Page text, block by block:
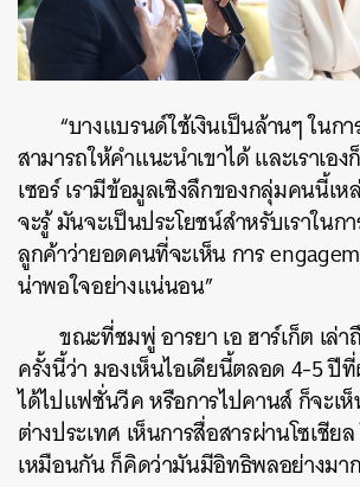
“บางแบรนด์ใช้เงินเป็นล้านๆ ในก
สามารถให้คำแนะนำเขาได้ และเราเอ
เซอร์ เรามีข้อมูลเชิงลึกของกลุ่มคนนี้เ
จะรู้ มันจะเป็นประโยชน์สำหรับเราใน
ลูกค้าว่ายอดคนที่จะเห็น การ
น่าพอใจอย่างแน่นอน”
ขณะที่ชมพู่ อารยา เอ ฮาร์เก็ต เล่
ครั้งนี้ว่า มองเห็นไอเดียนี้ตลอด 4-5 ปี
ได้ไปแฟชั่นวีค หรือการไปคานส์ ก็จะเ
ต่างประเทศ เห็นการสื่อสารผ่านโซเชีย
เหมือนกัน ก็คิดว่ามันมีอิทธิพลอย่างมาก